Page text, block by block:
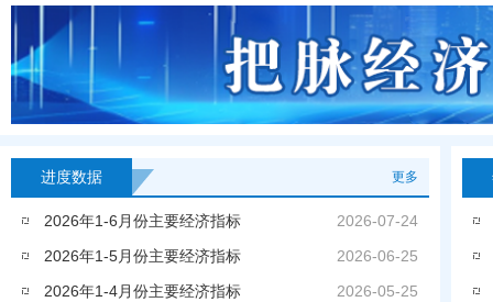
进度数据 更多
2026-07-24
2026年1-6月份主要经济指标
2026-06-25
2026年1-5月份主要经济指标
2026-05-25
2026年1-4月份主要经济指标